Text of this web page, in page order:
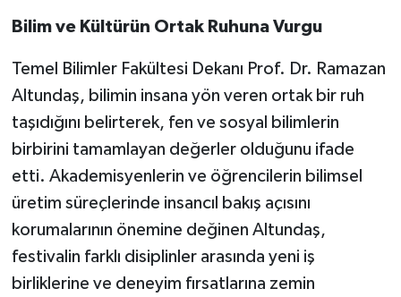
Bilim ve Kültürün Ortak Ruhuna Vurgu
Temel Bilimler Fakültesi Dekanı Prof. Dr. Ramazan
Altundaş, bilimin insana yön veren ortak bir ruh
taşıdığını belirterek, fen ve sosyal bilimlerin
birbirini tamamlayan değerler olduğunu ifade
etti. Akademisyenlerin ve öğrencilerin bilimsel
üretim süreçlerinde insancıl bakış açısını
korumalarının önemine değinen Altundaş,
festivalin farklı disiplinler arasında yeni iş
birliklerine ve deneyim fırsatlarına zemin